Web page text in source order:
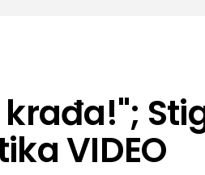
krađa!";
VIDEO